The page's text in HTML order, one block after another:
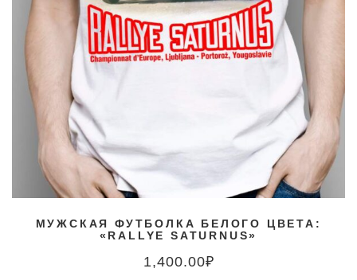
МУЖСКАЯ ФУТБОЛКА БЕЛОГО ЦВЕТА:
«RALLYE SATURNUS»
1,400.00₽